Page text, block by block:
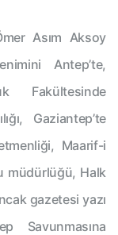
Asım Aksoy
Antep’te,
Fakültesinde
Gaziantep’te
Maarif-i
müdürlüğü, Halk
gazetesi yazı
Savunmasına